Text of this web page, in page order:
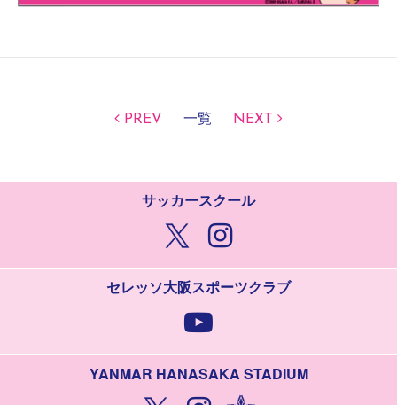
PREV 一覧 NEXT
サッカースクール
セレッソ大阪スポーツクラブ
YANMAR HANASAKA STADIUM